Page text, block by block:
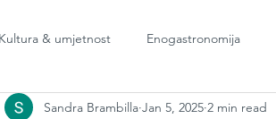
Kultura & umjetnost Enogastronomija
Sandra Brambilla Jan 5, 2025 2 min read